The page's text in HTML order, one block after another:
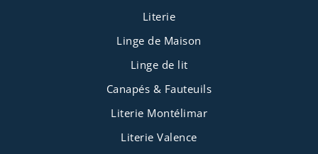
Literie
Linge de Maison
Linge de lit
Canapés & Fauteuils
Literie Montélimar
Literie Valence